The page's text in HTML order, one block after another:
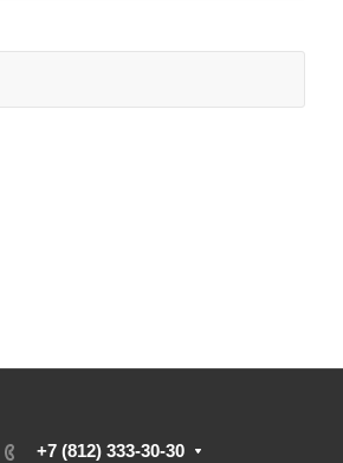
+7 (812) 333-30-30